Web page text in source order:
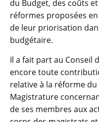
du Budget, des coûts
réformes proposées
de leur priorisation
budgétaire.
Il a fait part au Conseil
encore toute
relative à la réforme
Magistrature
de ses membres aux